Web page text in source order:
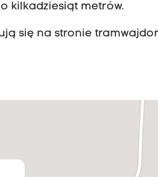
kilkadziesiąt metrów.
się na stronie